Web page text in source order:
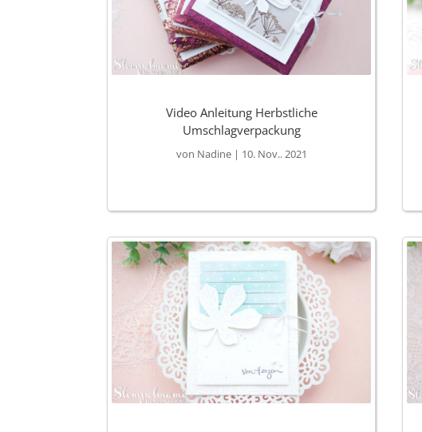
Video Anleitung Herbstliche
Umschlagverpackung
von Nadine| 10. Nov.. 2021